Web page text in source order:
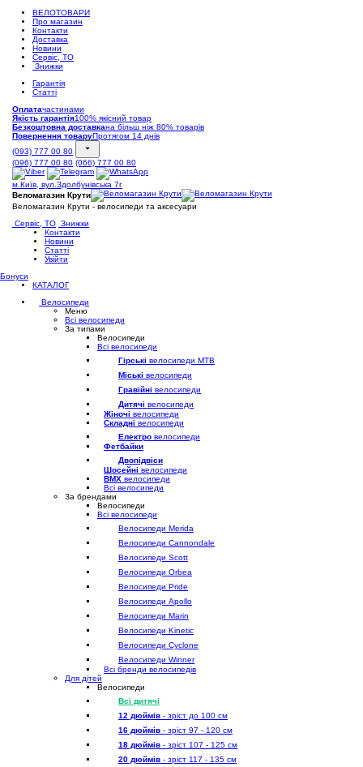
ВЕЛОТОВАРИ
Про магазин
Контакти
Доставка
Новини
Сервіс, ТО
Знижки
Гарантія
Статті
Оплатачастинами
Якість гарантія100% якісний товар
Безкоштовна доставкана більш ніж 80% товарів
Повернення товаруПротягом 14 днів
(093) 777 00 80
(096) 777 00 80 (066) 777 00 80
м.Київ, вул.Здолбунівська 7г
Веломагазин Крути
Веломагазин Крути - велосипеди та аксесуари
Сервіс, ТО Знижки
Контакти
Новини
Статті
Увійти
Бонуси
КАТАЛОГ
Велосипеди
Меню
Всі велосипеди
За типами
Велосипеди
Всі велосипеди
Гірські велосипеди MTB
Міські велосипеди
Гравійні велосипеди
Дитячі велосипеди
Жіночі велосипеди
Складні велосипеди
Електро велосипеди
Фетбайки
Двопідвіси
Шосейні велосипеди
BMX велосипеди
Всі велосипеди
За брендами
Велосипеди
Всі велосипеди
Велосипеди Merida
Велосипеди Cannondale
Велосипеди Scott
Велосипеди Orbea
Велосипеди Pride
Велосипеди Apollo
Велосипеди Marin
Велосипеди Kinetic
Велосипеди Cyclone
Велосипеди Winner
Всі бренди велосипедів
Для дітей
Велосипеди
Всі дитячі
12 дюймів - зріст до 100 см
16 дюймів - зріст 97 - 120 см
18 дюймів - зріст 107 - 125 см
20 дюймів - зріст 117 - 135 см